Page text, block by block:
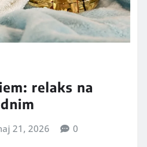
relaks na
21, 2026 0